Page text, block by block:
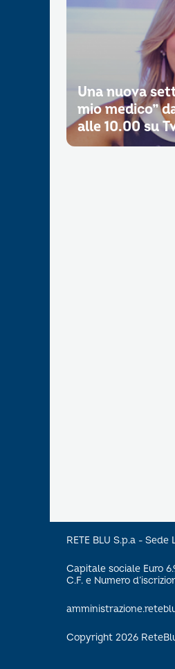
Una nuova
mio medico”
alle 10.00 su
RETE BLU S.p.a -
Capitale sociale Euro
C.F. e Numero
Copyright 2026